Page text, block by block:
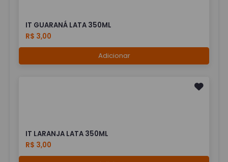
IT GUARANÁ LATA 350ML
R$ 3,00
Adicionar
IT LARANJA LATA 350ML
R$ 3,00